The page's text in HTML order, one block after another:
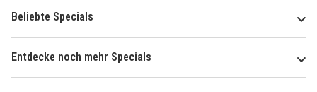
Beliebte Specials
Entdecke noch mehr Specials